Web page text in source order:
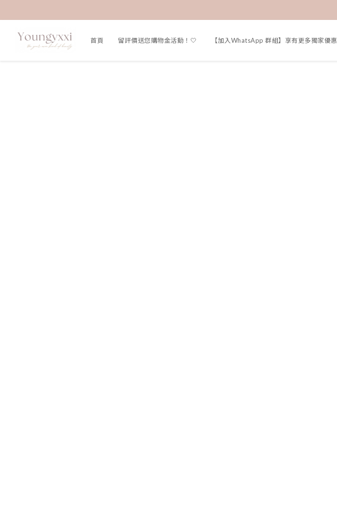
首頁 留評價送您購物金活動！🤍 【加入WhatsApp 群組】享有更多獨家優惠